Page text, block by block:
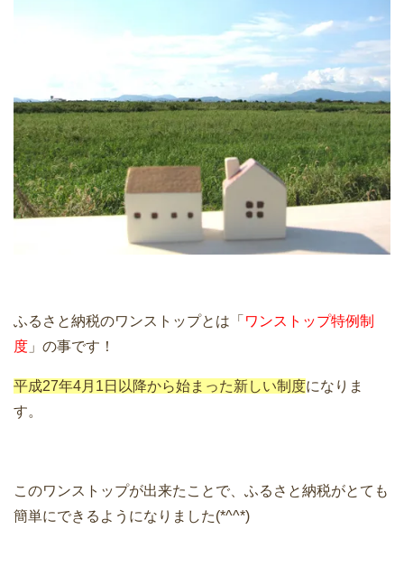
ふるさと納税のワンストップとは「 ワンストップ特例制
度 」の事です！
平成27年4月1日以降から始まった新しい制度になりま
す。
このワンストップが出来たことで、ふるさと納税がとても
簡単にできるようになりました(*^^*)